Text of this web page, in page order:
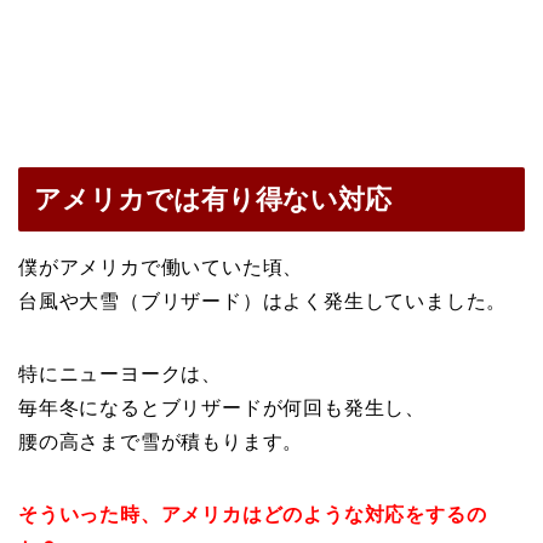
アメリカでは有り得ない対応
僕がアメリカで働いていた頃、
台風や大雪（ブリザード）はよく発生していました。
特にニューヨークは、
毎年冬になるとブリザードが何回も発生し、
腰の高さまで雪が積もります。
そういった時、アメリカはどのような対応をするの